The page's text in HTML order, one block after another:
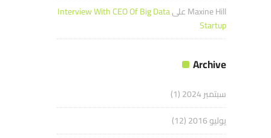
Maxine HillعلىInterview With CEO Of Big Data
Startup
Archive
سبتمبر 2024
(1)
يوليو 2016
(12)